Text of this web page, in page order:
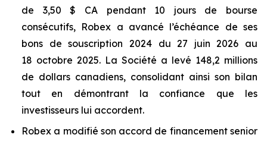
de 3,50 $ CA pendant 10 jours de bourse
consécutifs, Robex a avancé l’échéance de ses
bons de souscription 2024 du 27 juin 2026 au
18 octobre 2025. La Société a levé 148,2 millions
de dollars canadiens, consolidant ainsi son bilan
tout en démontrant la confiance que les
investisseurs lui accordent.
Robex a modifié son accord de financement senior